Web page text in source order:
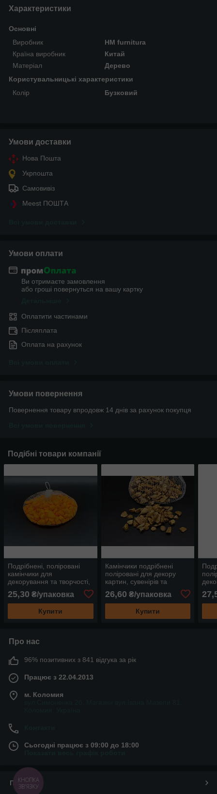
Характеристики
Основні
Виробник
HM furnitura
Країна виробник
Китай
Матеріал
Дерево
Користувальницькі характеристики
Колір
Бузковий
Умови доставки
Нова Пошта
Укрпошта
Самовивіз
Meest ПОШТА
Умови оплати
Ви отримаєте замовлення
або гроші повернуться на вашу картку
Оплатити частинами
Післяплата
Оплата на рахунок
Умови повернення
Повернення товару впродовж 14 днів за рахунок покупця
Подібні товари компанії
Подрібнені, поліровані
камінчики для
декорування та творчості,
розміру, помаранчеві
25,30 ₴/упаковка
Купити
Камінчики подрібнені
поліровані для декору
картин, сувенірів та
інтер'єрів коричневі в сітці
0,5 кг
26,60 ₴/упаковка
Купити
Про нас
96% позитивних з 841 відгука за рік
Працює з 22.04.2013
м. Коломия
Сьогодні працює з 09:00 до 18:00
Про нас
КНОПКА
ЗВ'ЯЗКУ